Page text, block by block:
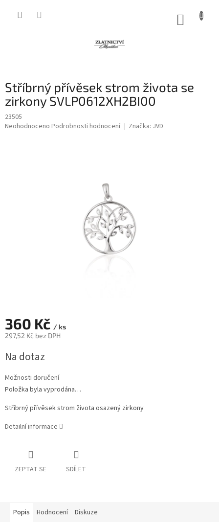
Stříbrný přívěsek strom života se
zirkony SVLP0612XH2BI00
23505
Průměrné
Neohodnoceno Podrobnosti hodnocení Značka: JVD
360 Kč / ks
297,52 Kč bez DPH
cena:
Na dotaz
Možnosti doručení
Položka byla vyprodána…
Stříbrný přívěsek strom života osazený zirkony
Detailní informace
ZEPTAT SE SDÍLET
Popis Hodnocení Diskuze